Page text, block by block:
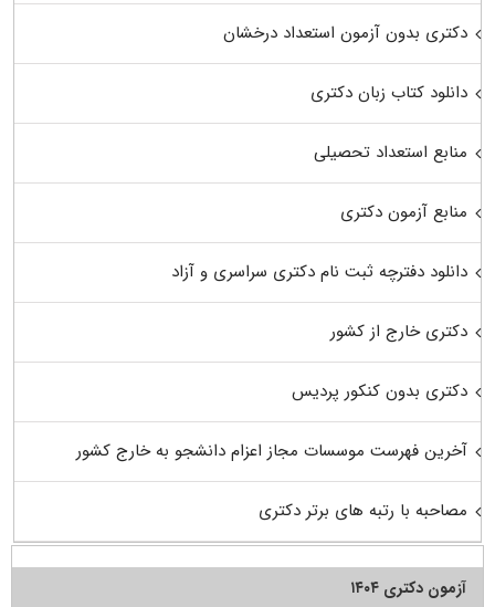
دکتری بدون آزمون استعداد درخشان
دانلود کتاب زبان دکتری
منابع استعداد تحصیلی
منابع آزمون دکتری
دانلود دفترچه ثبت نام دکتری سراسری و آزاد
دکتری خارج از کشور
دکتری بدون کنکور پردیس
آخرین فهرست موسسات مجاز اعزام دانشجو به خارج کشور
مصاحبه با رتبه های برتر دکتری
آزمون دکتری ۱۴۰۴